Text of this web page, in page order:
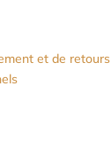
et de retours